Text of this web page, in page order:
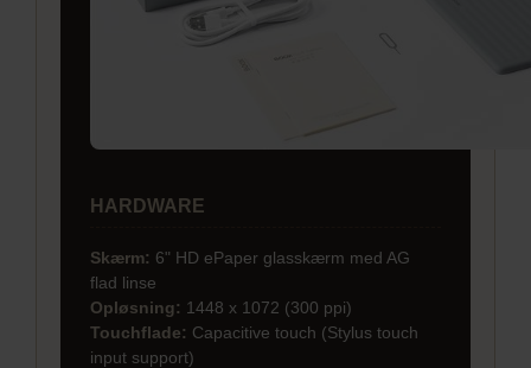
HARDWARE
Skærm: 6" HD ePaper glasskærm med AG
flad linse
Opløsning: 1448 x 1072 (300 ppi)
Touchflade: Capacitive touch (Stylus touch
input support)